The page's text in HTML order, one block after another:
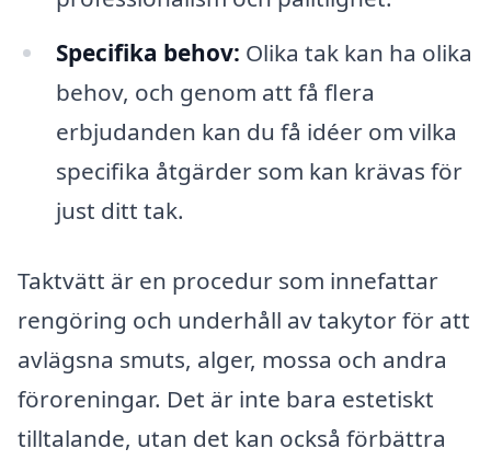
Specifika behov: Olika tak kan ha olika
behov, och genom att få flera
erbjudanden kan du få idéer om vilka
specifika åtgärder som kan krävas för
just ditt tak.
Taktvätt är en procedur som innefattar
rengöring och underhåll av takytor för att
avlägsna smuts, alger, mossa och andra
föroreningar. Det är inte bara estetiskt
tilltalande, utan det kan också förbättra